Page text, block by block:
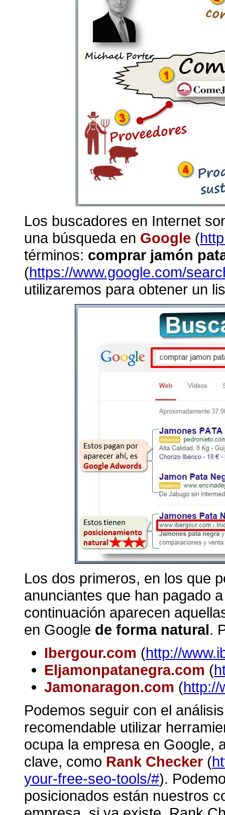
Los buscadores en Internet
una búsqueda en Google (
términos: comprar jamón
(https://www.google.com/
utilizaremos para obtener un
Los dos primeros, en los que
anunciantes que han pagado
continuación aparecen
en Google de forma natural.
Ibergour.com (http://
Eljamonpatanegra.com (
Jamonaragon.com (http://
Podemos seguir con el
recomendable utilizar
ocupa la empresa en Google,
clave, como Rank Checker (
your-free-seo-tools/#).
posicionados están nuestros